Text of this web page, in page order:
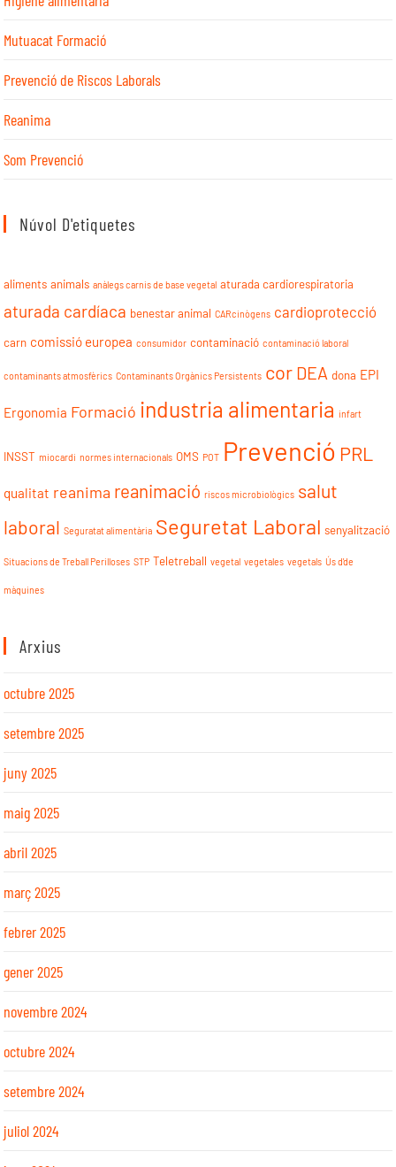
Mutuacat Formació
Prevenció de Riscos Laborals
Reanima
Som Prevenció
Núvol D'etiquetes
aliments animals anàlegs carnis de base vegetal aturada cardiorespiratoria
aturada cardíaca benestar animal CARcinògens cardioprotecció
carn comissió europea consumidor contaminació contaminació laboral
contaminants atmosfèrics Contaminants Orgànics Persistents cor DEA dona EPI
Ergonomia Formació industria alimentaria infart
INSST miocardi normes internacionals OMS POT Prevenció PRL
qualitat reanima reanimació riscos microbiològics salut
laboral Seguratat alimentària Seguretat Laboral senyalització
Situacions de Treball Perilloses STP Teletreball vegetal vegetales vegetals Ús d'de
màquines
Arxius
octubre 2025
setembre 2025
juny 2025
maig 2025
abril 2025
març 2025
febrer 2025
gener 2025
novembre 2024
octubre 2024
setembre 2024
juliol 2024